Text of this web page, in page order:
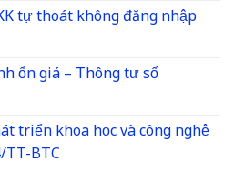
tự thoát không đăng nhập
ổn giá – Thông tư số
triển khoa học và công nghệ
BTC